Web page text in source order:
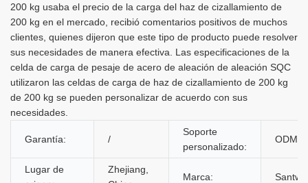
200 kg usaba el precio de la carga del haz de cizallamiento de
200 kg en el mercado, recibió comentarios positivos de muchos
clientes, quienes dijeron que este tipo de producto puede resolver
sus necesidades de manera efectiva. Las especificaciones de la
celda de carga de pesaje de acero de aleación de aleación SQC
utilizaron las celdas de carga de haz de cizallamiento de 200 kg
de 200 kg se pueden personalizar de acuerdo con sus
necesidades.
Garantía: /
Soporte
personalizado:
ODM
Lugar de
Zhejiang,
Marca: